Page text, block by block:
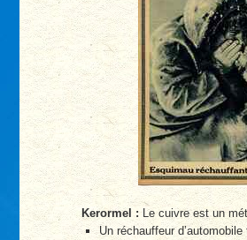
Kerormel : Le cuivre est un
Un réchauffeur